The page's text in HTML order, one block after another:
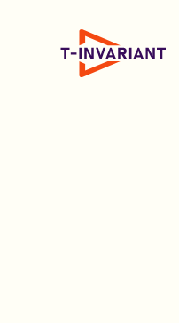
содержимому